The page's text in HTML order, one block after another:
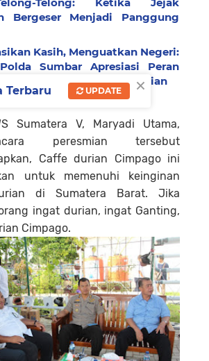
Bergeser Menjadi Panggung
Kasih, Menguatkan Negeri:
Sumbar Apresiasi Peran
sebagai Pilar Pengabdian
Sumatera V, Maryadi Utama,
peresmian tersebut
Caffe durian Cimpago ini
untuk memenuhi keinginan
di Sumatera Barat. Jika
ingat durian, ingat Ganting,
Cimpago.
×
Terbaru UPDATE